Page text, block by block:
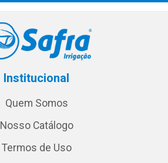
Institucional
Quem Somos
Nosso Catálogo
Termos de Uso